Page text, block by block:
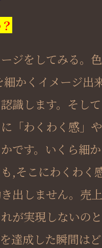
ジをしてみる。
かくイメージ出
識します。そして
「わくわく感」や
です。いくら細か
,そこにわくわく
出しません。売上
が実現しないのと
達成した瞬間はど